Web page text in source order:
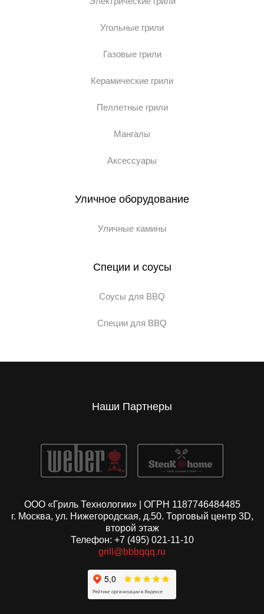
Угольные грили
Газовые грили
Керамические грили
Пеллетные грили
Мангалы
Аксессуары
Уличное оборудование
Уличные камины
Специи и соусы
Соусы для BBQ
Специи для BBQ
Наши Партнеры
ООО «Гриль Технологии» | ОГРН 1187746484485
г. Москва, ул. Нижегородская, д.50. Торговый центр 3D,
второй этаж
Телефон: +7 (495) 021-11-10
grill@bbbqqq.ru